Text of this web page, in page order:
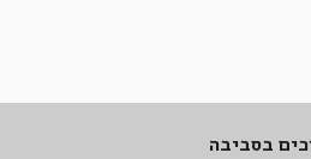
בסביבה